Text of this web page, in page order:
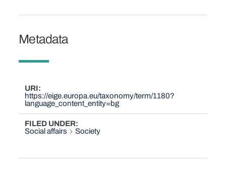
Metadata
URI
https://eige.europa.eu/taxonomy/term/1180?
language_content_entity=bg
FILED UNDER
Social affairs
Society